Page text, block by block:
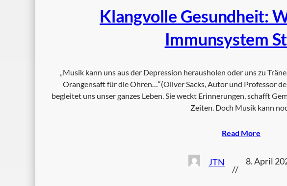
Klangvolle Gesundheit:
Immunsystem
„Musik kann uns aus der Depression herausholen oder uns zu
Orangensaft für die Ohren…“(Oliver Sacks, Autor und Professor
begleitet uns unser ganzes Leben. Sie weckt Erinnerungen, schafft
Zeiten. Doch Musik kann
Read More
JTN
//
8. April